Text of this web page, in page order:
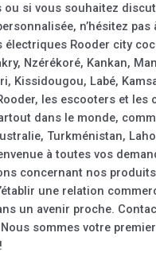
si vous souhaitez
n’hésitez
électriques Rooder city
Nzérékoré, Kankan,
Kissidougou, Labé,
les escooters et les
dans le monde,
Turkménistan,
à toutes vos
concernant nos
une relation
un avenir proche.
sommes votre